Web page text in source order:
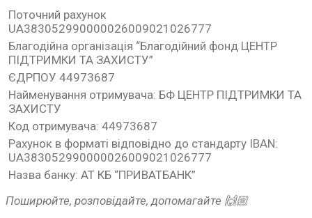
Поточний рахунок
UA383052990000026009021026777
Благодійна організація “Благодійний фонд ЦЕНТР
ПIДТРИМКИ ТА ЗАХИСТУ”
ЄДРПОУ 44973687
Найменування отримувача: БФ ЦЕНТР ПIДТРИМКИ ТА
ЗАХИСТУ
Код отримувача: 44973687
Рахунок в форматі відповідно до стандарту IBAN:
UA383052990000026009021026777
Назва банку: АТ КБ “ПРИВАТБАНК”
Поширюйте, розповідайте, допомагайте 🙌🏼